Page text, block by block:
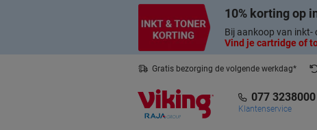
10% korting op
Bij aankoop van
Vind je cartridge of
Gratis bezorging de volgende werkdag*
077 3238000
Klantenservice